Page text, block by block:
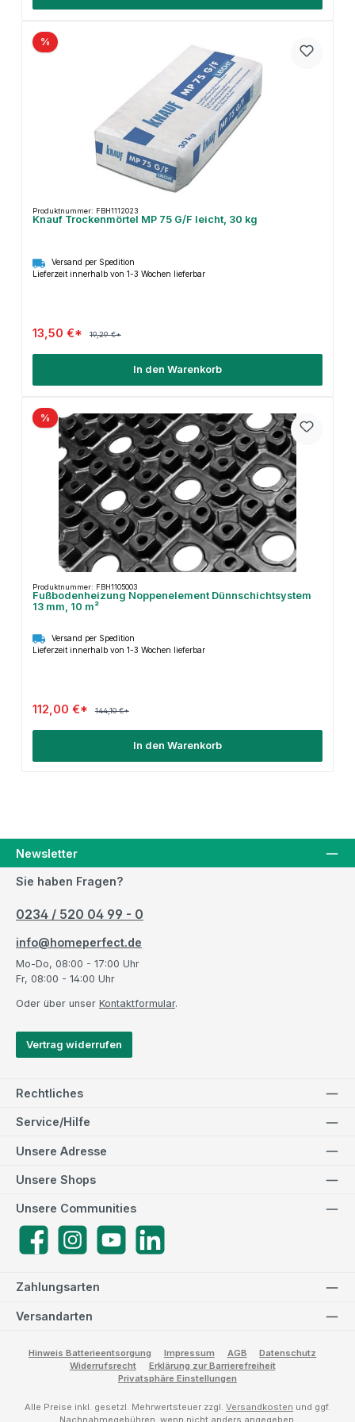
%
Produktnummer: FBH1112023
Knauf Trockenmörtel MP 75 G/F leicht, 30 kg
Versand per Spedition
Lieferzeit innerhalb von 1-3 Wochen lieferbar
13,50 €* 19,29 €*
In den Warenkorb
%
Produktnummer: FBH1105003
Fußbodenheizung Noppenelement Dünnschichtsystem
13 mm, 10 m²
Versand per Spedition
Lieferzeit innerhalb von 1-3 Wochen lieferbar
112,00 €* 144,10 €*
In den Warenkorb
Newsletter
Sie haben Fragen?
0234 / 520 04 99 - 0
info@homeperfect.de
Mo-Do, 08:00 - 17:00 Uhr
Fr, 08:00 - 14:00 Uhr
Oder über unser Kontaktformular.
Vertrag widerrufen
Rechtliches
Service/Hilfe
Zahlungsarten
Versandarten
Unsere Adresse
Unsere Communities
FacebookInstagramYouTube
Unsere Shops
Hinweis Batterieentsorgung Impressum AGB
Datenschutz
Widerrufsrecht
Erklärung zur Barrierefreiheit
Privatsphäre Einstellungen
Alle Preise inkl. gesetzl. Mehrwertsteuer zzgl. Versandkosten und ggf.
Nachnahmegebühren, wenn nicht anders angegeben.